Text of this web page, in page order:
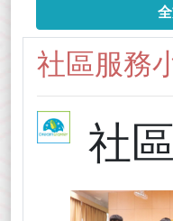
社區服務
社